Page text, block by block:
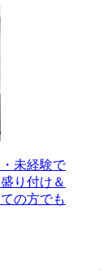
未経験で
り付け＆
の方でも